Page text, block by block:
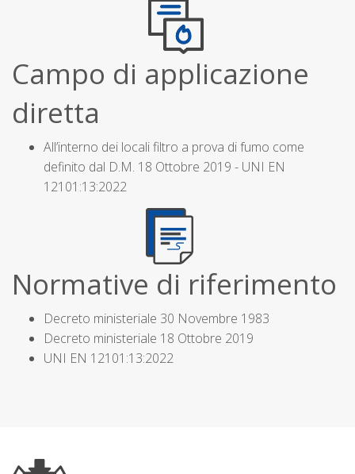
Campo di applicazione
diretta
All’interno dei locali filtro a prova di fumo come
definito dal D.M. 18 Ottobre 2019 - UNI EN
12101:13:2022
Normative di riferimento
Decreto ministeriale 30 Novembre 1983
Decreto ministeriale 18 Ottobre 2019
UNI EN 12101:13:2022